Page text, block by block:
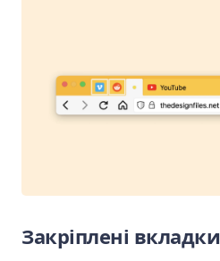
Закріплені вкладки